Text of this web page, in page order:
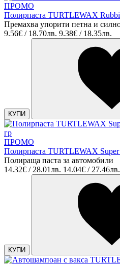
ПРОМО
Полирпаста TURTLEWAX
Премахва упорити петна и
9.56€ / 18.70лв. 9.38€ / 18.35лв.
КУПИ
ПРОМО
Полирпаста TURTLEWAX Super
Полираща паста за автомобили
14.32€ / 28.01лв. 14.04€ / 27.46лв.
КУПИ